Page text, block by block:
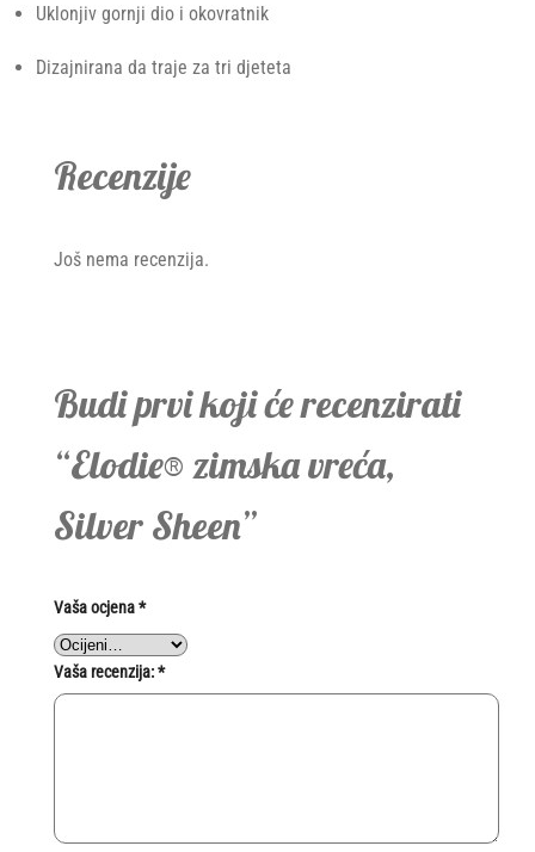
Uklonjiv gornji dio i okovratnik
Dizajnirana da traje za tri djeteta
Recenzije
Još nema recenzija.
Budi prvi koji će recenzirati
“Elodie® zimska vreća,
Silver Sheen”
Vaša ocjena*
Vaša recenzija:*